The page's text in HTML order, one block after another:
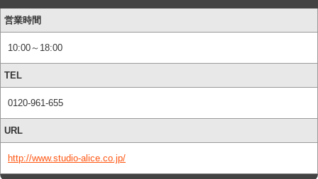
営業時間
10:00～18:00
TEL
0120-961-655
URL
http://www.studio-alice.co.jp/